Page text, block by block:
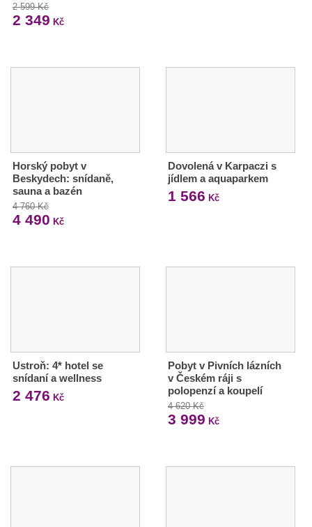
2 599 Kč
2 349 Kč
Horský pobyt v
Beskydech: snídaně,
sauna a bazén
4 760 Kč
4 490 Kč
Dovolená v Karpaczi s
jídlem a aquaparkem
1 566 Kč
Ustroň: 4* hotel se
snídaní a wellness
2 476 Kč
Pobyt v Pivních lázních
v Českém ráji s
polopenzí a koupelí
4 620 Kč
3 999 Kč